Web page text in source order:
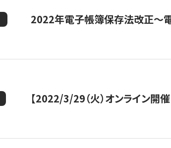
2022年電子帳簿保存法改正～
【2022/3/29（火）オンライン開